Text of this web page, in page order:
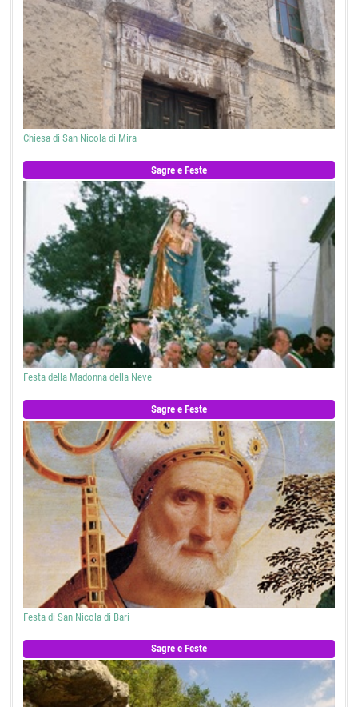
Chiesa di San Nicola di Mira
Sagre e Feste
Festa della Madonna della Neve
Sagre e Feste
Festa di San Nicola di Bari
Sagre e Feste